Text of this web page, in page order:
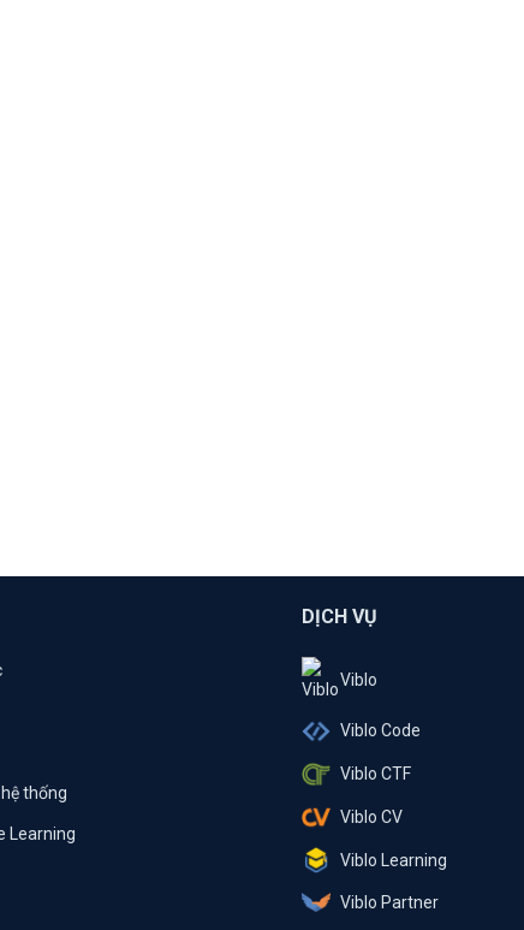
thống
Learning
DỊCH VỤ
Viblo
Viblo Code
Viblo CTF
Viblo CV
Viblo Learning
Viblo Partner